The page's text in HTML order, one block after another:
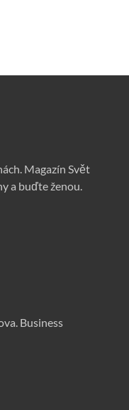
Magazín Svět
a buďte ženou.
Business